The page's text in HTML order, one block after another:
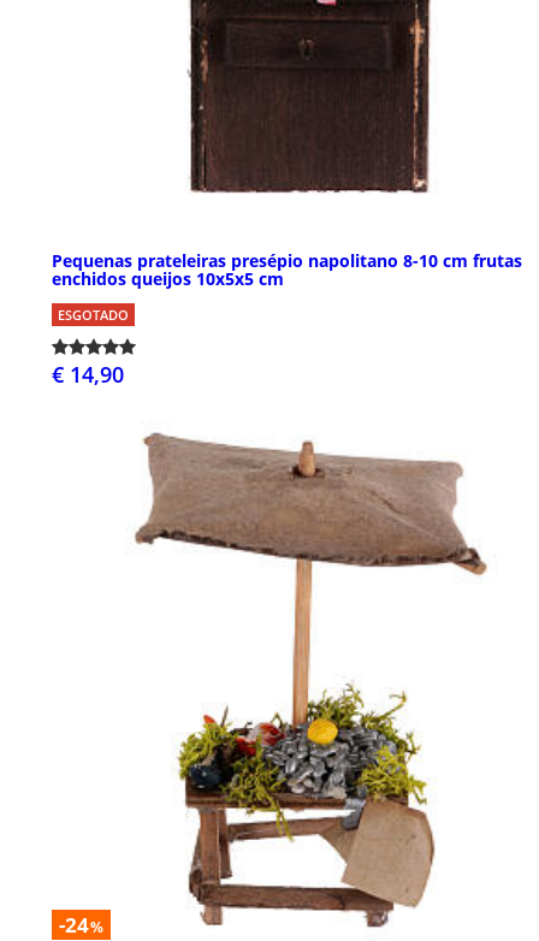
Pequenas prateleiras presépio napolitano 8-10 cm frutas
enchidos queijos 10x5x5 cm
ESGOTADO
€ 14,90
-24%